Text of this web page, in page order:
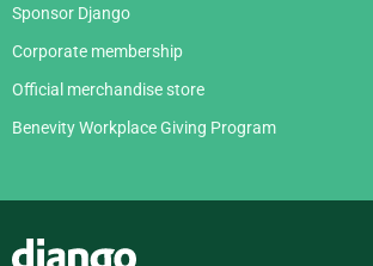
Sponsor Django
Corporate membership
Official merchandise store
Benevity Workplace Giving Program